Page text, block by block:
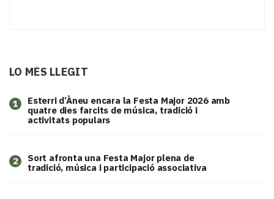
LO MÉS LLEGIT
1
Esterri d’Àneu encara la Festa Major 2026 amb
quatre dies farcits de música, tradició i
activitats populars
2
Sort afronta una Festa Major plena de
tradició, música i participació associativa